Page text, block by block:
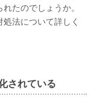
たのでしょうか。
法について詳しく
されている